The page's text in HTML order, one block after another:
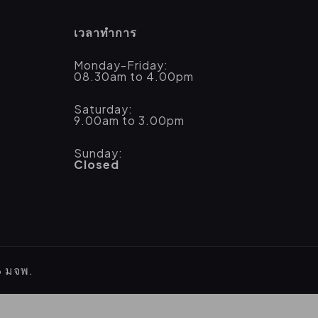
เวลาทำการ
Monday-Friday:
08.30am to 4.00pm
Saturday:
9.00am to 3.00pm
Sunday:
Closed
มจพ.